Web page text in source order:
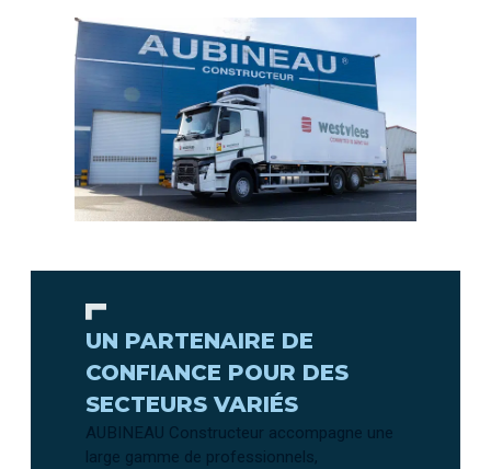
UN PARTENAIRE DE
CONFIANCE POUR DES
SECTEURS VARIÉS
AUBINEAU Constructeur accompagne une
large gamme de professionnels,